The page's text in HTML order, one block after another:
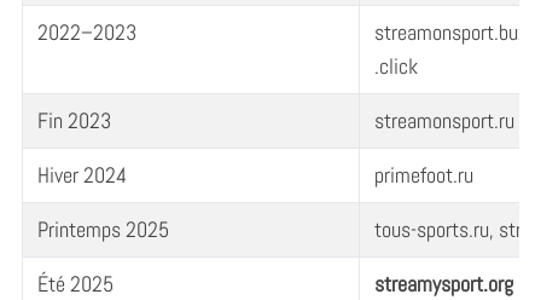
2022–2023
.click
Fin 2023
streamonsport.ru
Hiver 2024
primefoot.ru
Printemps 2025
tous-sports.ru,
Été 2025
streamysport.org